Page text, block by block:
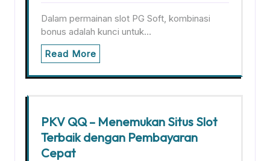
Dalam permainan slot PG Soft, kombinasi
bonus adalah kunci untuk…
Read More
PKV QQ – Menemukan Situs Slot
Terbaik dengan Pembayaran
Cepat